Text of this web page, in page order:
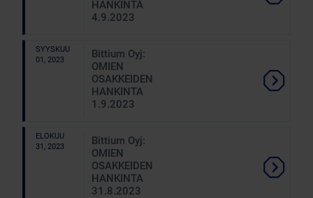
HANKINTA
4.9.2023
SYYSKUU
01, 2023
Bittium Oyj:
OMIEN
OSAKKEIDEN
HANKINTA
1.9.2023
ELOKUU
31, 2023
Bittium Oyj:
OMIEN
OSAKKEIDEN
HANKINTA
31.8.2023